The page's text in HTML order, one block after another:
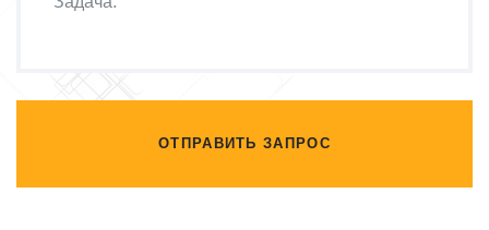
ОТПРАВИТЬ ЗАПРОС